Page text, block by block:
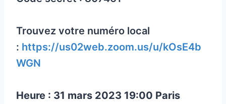
Trouvez votre numéro local
: https://us02web.zoom.us/u/kOsE4b
WGN
Heure : 31 mars 2023 19:00 Paris